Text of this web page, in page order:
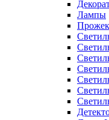
Лампы